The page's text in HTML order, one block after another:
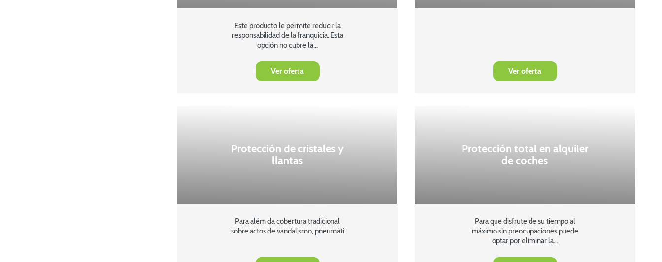
Este producto le permite reducir la
responsabilidad de la franquicia. Esta
opción no cubre la...
Ver oferta Ver oferta
Protección de cristales y
llantas
Para além da cobertura tradicional
sobre actos de vandalismo, pneumáti
Protección total en alquiler
de coches
Para que disfrute de su tiempo al
máximo sin preocupaciones puede
optar por eliminar la...